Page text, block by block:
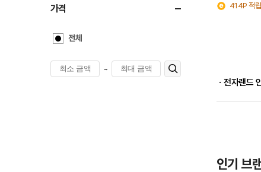
가격
전체
~
414P 적립
ㆍ전자랜드
인기 브